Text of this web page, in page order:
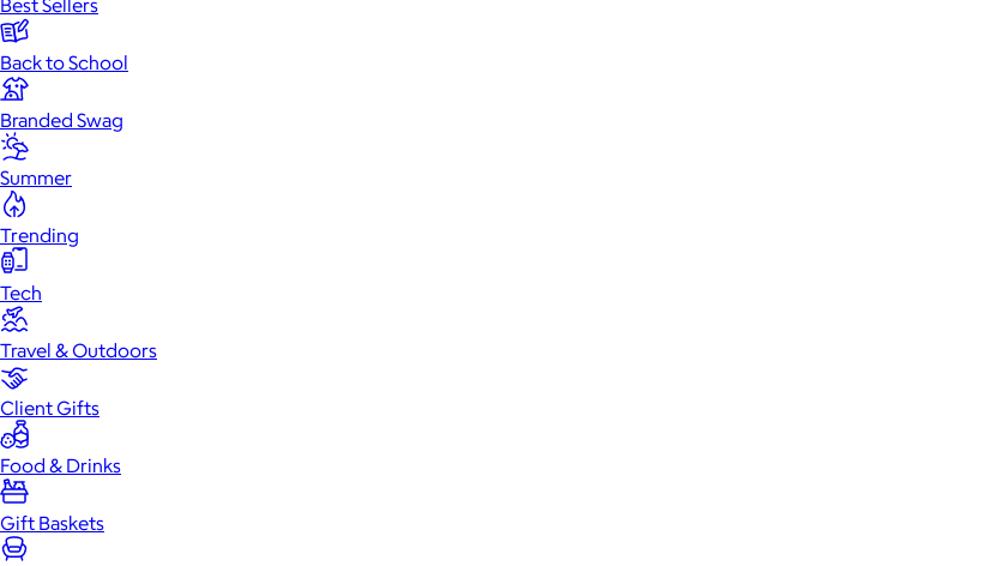
Back to School
Branded Swag
Summer
Trending
Tech
Travel & Outdoors
Client Gifts
Food & Drinks
Gift Baskets